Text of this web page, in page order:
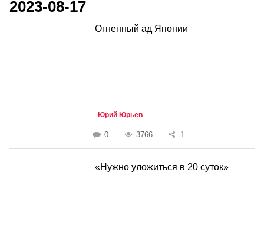
2023-08-17
Огненный ад Японии
Юрий Юрьев
0 3766 1
«Нужно уложиться в 20 суток»